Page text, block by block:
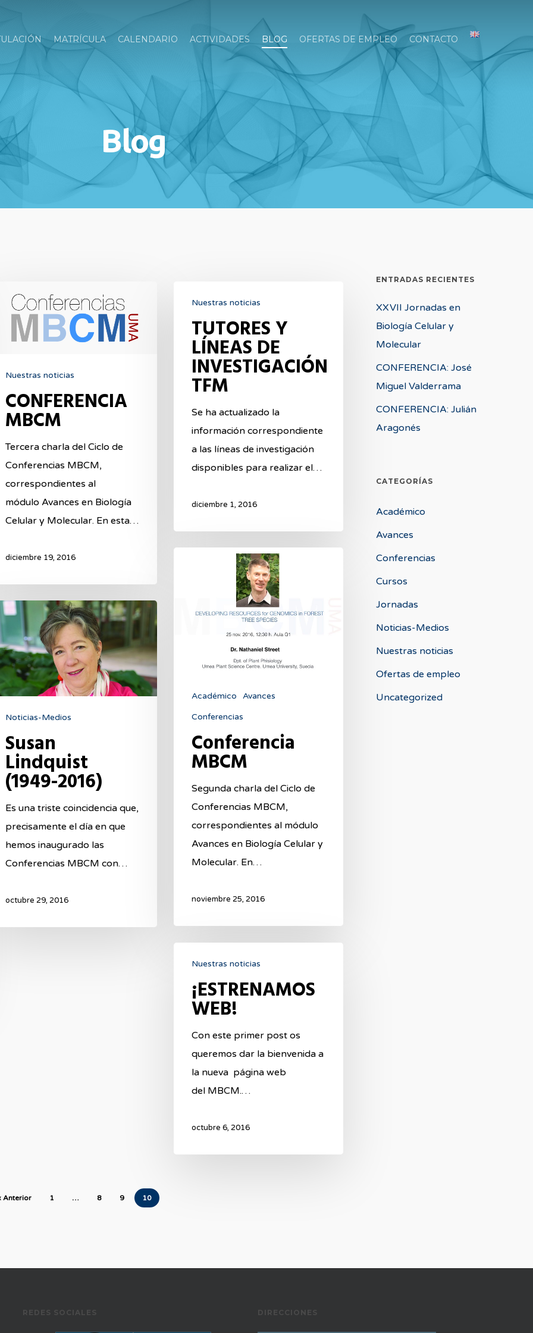
MATRÍCULA CALENDARIO ACTIVIDADES BLOG OFERTAS DE EMPLEO CONTACTO
Blog
Nuestras noticias
CONFERENCIA
MBCM
Tercera charla del Ciclo de
Conferencias MBCM,
correspondientes al
módulo Avances en Biología
Celular y Molecular. En esta…
diciembre 19, 2016
LÍNEAS
INVESTIGACIÓN
TFM
Nuestras noticias
TUTORES Y
LÍNEAS DE
INVESTIGACIÓN
TFM
Se ha actualizado la
información correspondiente
a las líneas de investigación
disponibles para realizar el…
diciembre 1, 2016
Académico Avances
Conferencias
Conferencia
MBCM
Segunda charla del Ciclo de
Conferencias MBCM,
correspondientes al módulo
Avances en Biología Celular y
Molecular. En…
noviembre 25, 2016
Noticias-Medios
Susan
Lindquist
(1949-2016)
Es una triste coincidencia que,
precisamente el día en que
hemos inaugurado las
Conferencias MBCM con…
octubre 29, 2016
WEB!Nuestras noticias
¡ESTRENAMOS
WEB!
Con este primer post os
queremos dar la bienvenida a
la nueva página web
del MBCM.…
octubre 6, 2016
Anterior 1 … 8 9 10
ENTRADAS RECIENTES
XXVII Jornadas en
Biología Celular y
Molecular
CONFERENCIA: José
Miguel Valderrama
CONFERENCIA: Julián
Aragonés
CATEGORÍAS
Académico
Avances
Conferencias
Cursos
Jornadas
Noticias-Medios
Nuestras noticias
Ofertas de empleo
Uncategorized
REDES SOCIALES DIRECCIONES